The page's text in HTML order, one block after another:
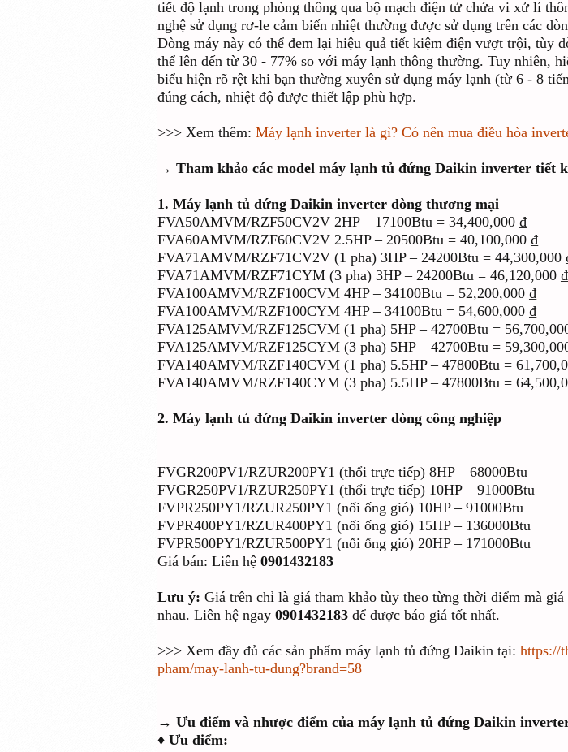
tiết độ lạnh trong phòng thông qua bộ mạch điện tử chứa vi xử lí
nghệ sử dụng rơ-le cảm biến nhiệt thường được sử dụng trên các
Dòng máy này có thể đem lại hiệu quả tiết kiệm điện vượt trội, tùy
thể lên đến từ 30 - 77% so với máy lạnh thông thường. Tuy nhiên,
biểu hiện rõ rệt khi bạn thường xuyên sử dụng máy lạnh (từ 6 - 8
đúng cách, nhiệt độ được thiết lập phù hợp.
>>> Xem thêm: Máy lạnh inverter là gì? Có nên mua điều hòa
→ Tham khảo các model máy lạnh tủ đứng Daikin inverter tiết
1. Máy lạnh tủ đứng Daikin inverter dòng thương mại
FVA50AMVM/RZF50CV2V 2HP – 17100Btu = 34,400,000 ₫
FVA60AMVM/RZF60CV2V 2.5HP – 20500Btu = 40,100,000 ₫
FVA71AMVM/RZF71CV2V (1 pha) 3HP – 24200Btu = 44,300,000
FVA71AMVM/RZF71CYM (3 pha) 3HP – 24200Btu = 46,120,000 ₫
FVA100AMVM/RZF100CVM 4HP – 34100Btu = 52,200,000 ₫
FVA100AMVM/RZF100CYM 4HP – 34100Btu = 54,600,000 ₫
FVA125AMVM/RZF125CVM (1 pha) 5HP – 42700Btu =
FVA125AMVM/RZF125CYM (3 pha) 5HP – 42700Btu =
FVA140AMVM/RZF140CVM (1 pha) 5.5HP – 47800Btu =
FVA140AMVM/RZF140CYM (3 pha) 5.5HP – 47800Btu =
2. Máy lạnh tủ đứng Daikin inverter dòng công nghiệp
FVGR200PV1/RZUR200PY1 (thổi trực tiếp) 8HP – 68000Btu
FVGR250PV1/RZUR250PY1 (thổi trực tiếp) 10HP – 91000Btu
FVPR250PY1/RZUR250PY1 (nối ống gió) 10HP – 91000Btu
FVPR400PY1/RZUR400PY1 (nối ống gió) 15HP – 136000Btu
FVPR500PY1/RZUR500PY1 (nối ống gió) 20HP – 171000Btu
Giá bán: Liên hệ 0901432183
Lưu ý: Giá trên chỉ là giá tham khảo tùy theo từng thời điểm mà giá
nhau. Liên hệ ngay 0901432183để được báo giá tốt nhất.
>>> Xem đầy đủ các sản phẩm máy lạnh tủ đứng Daikin tại: https://
pham/may-lanh-tu-dung?brand=58
→ Ưu điểm và nhược điểm của máy lạnh tủ đứng Daikin
♦ Ưu điểm: